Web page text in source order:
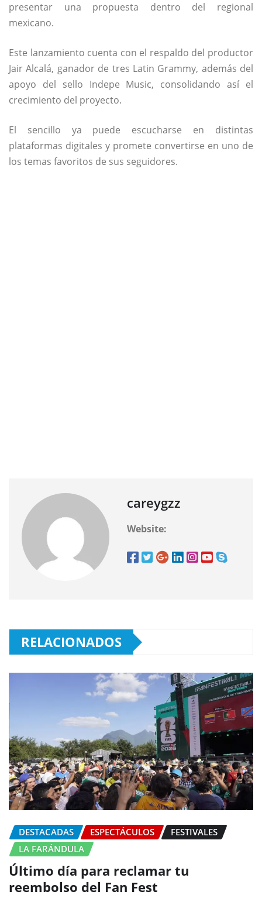
presentar una propuesta dentro del regional
mexicano.
Este lanzamiento cuenta con el respaldo del productor
Jair Alcalá, ganador de tres Latin Grammy, además del
apoyo del sello Indepe Music, consolidando así el
crecimiento del proyecto.
El sencillo ya puede escucharse en distintas
plataformas digitales y promete convertirse en uno de
los temas favoritos de sus seguidores.
careygzz
Website:
RELACIONADOS
DESTACADAS ESPECTÁCULOS
FESTIVALES
LA FARÁNDULA
Último día para reclamar tu
reembolso del Fan Fest